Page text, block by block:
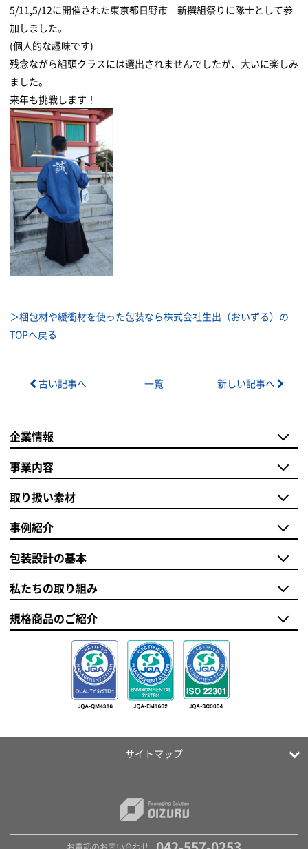
5/11,5/12に開催された東京都日野市 新撰組祭りに隊士として参
加しました。
(個人的な趣味です)
残念ながら組頭クラスには選出されませんでしたが、大いに楽しみ
ました。
来年も挑戦します！
＞梱包材や緩衝材を使った包装なら株式会社生出（おいずる）の
TOPへ戻る
古い記事へ 一覧 新しい記事へ
企業情報
事業内容
取り扱い素材
事例紹介
包装設計の基本
私たちの取り組み
規格商品のご紹介
サイトマップ
お電話のお問い合わせ